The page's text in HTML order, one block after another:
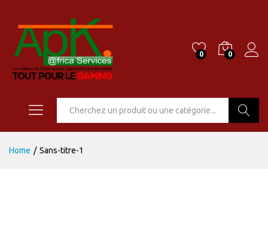
0 0
Home / Sans-titre-1